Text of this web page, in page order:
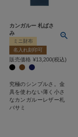
カンガルー 札ばさ
み
ミニ財布
名入れ刻印可
販売価格 ¥13,200 税込
究極のシンプルさ。金
具を使わない薄く小さ
なカンガルーレザー札
バサミ